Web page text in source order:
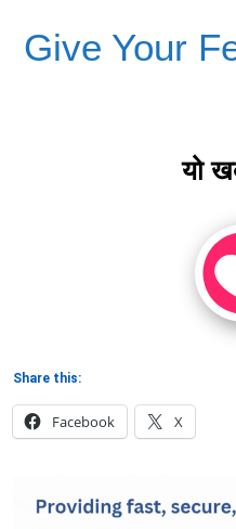
Give Your
यो
Share this:
Facebook X